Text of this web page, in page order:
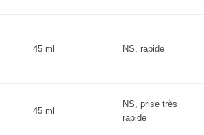
45 ml NS, rapide
45 ml
NS, prise très
rapide